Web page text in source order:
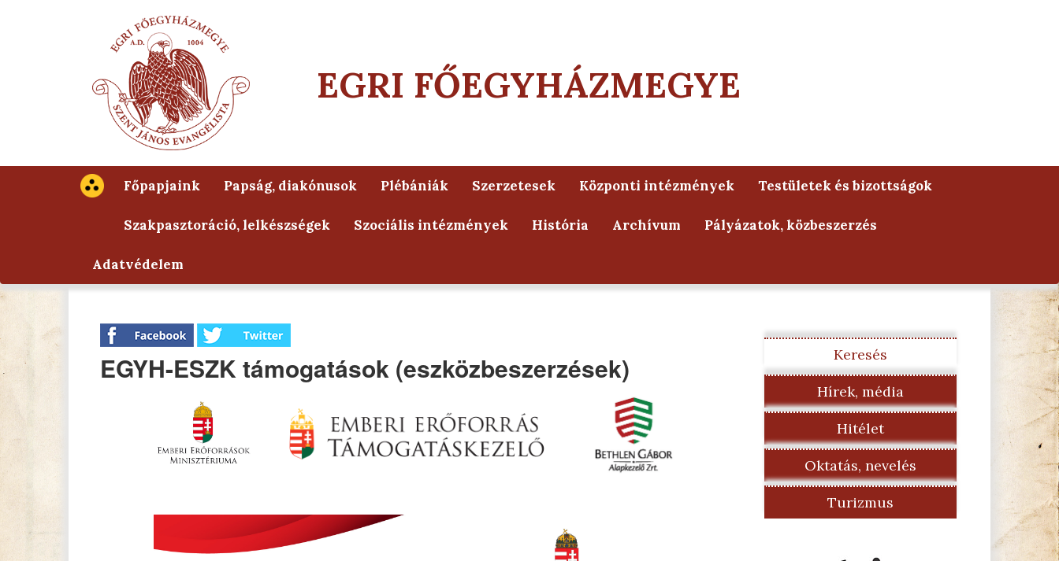
EGRI FŐEGYHÁZMEGYE
Főpapjaink Papság, diakónusok Plébániák Szerzetesek Központi intézmények Testületek és bizottságok
Szakpasztoráció, lelkészségek Szociális intézmények História Archívum Pályázatok, közbeszerzés
Adatvédelem
EGYH-ESZK támogatások (eszközbeszerzések) Keresés
Hírek, média
Hitélet
Oktatás, nevelés
Turizmus